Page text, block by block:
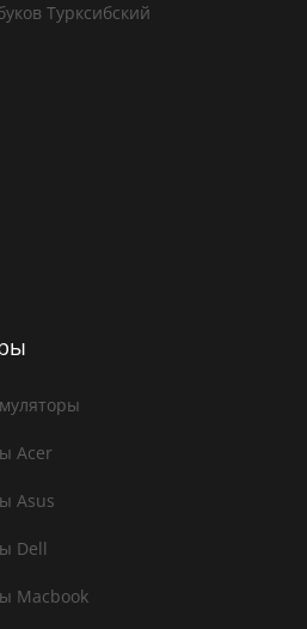
Турксибский
Acer
Asus
Dell
Macbook